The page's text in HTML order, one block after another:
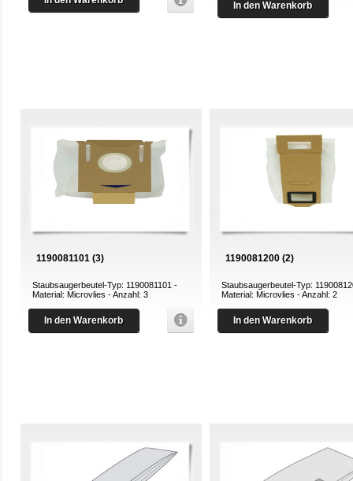
In den Warenkorb
1190081101 (3)
Staubsaugerbeutel-Typ: 1190081101 -
Material: Microvlies - Anzahl: 3
In den Warenkorb
1190081200 (2)
Staubsaugerbeutel-Typ:
Material: Microvlies - Anzahl: 2
In den Warenkorb